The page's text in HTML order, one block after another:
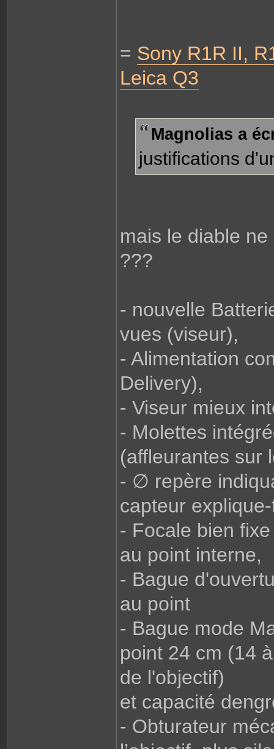
= Sony R1R II,
Leica Q3
Magnolias a
justifications
mais le diable
???
- nouvelle
vues (viseur),
- Alimentation
Delivery),
- Viseur mieux
- Molettes
(affleurantes sur
- ∅ repère
capteur
- Focale bien
au point interne,
- Bague
au point
- Bague mode
point 24 cm (14
de l'objectif)
et capacité
- Obturateur